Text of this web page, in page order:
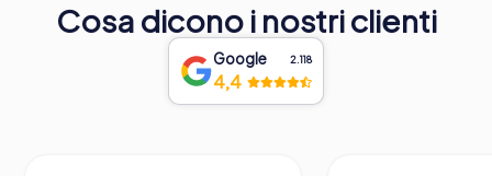
Cosa dicono i nostri clienti
Google 2.118
4,4